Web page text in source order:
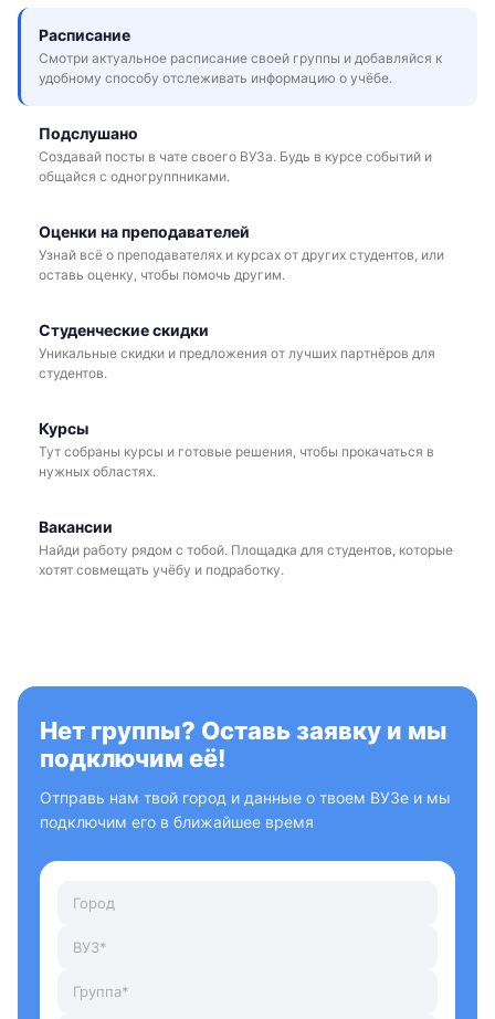
Расписание
Смотри актуальное расписание своей группы и добавляйся к
удобному способу отслеживать информацию о учёбе.
Подслушано
Создавай посты в чате своего ВУЗа. Будь в курсе событий и
общайся с одногруппниками.
Оценки на преподавателей
Узнай всё о преподавателях и курсах от других студентов, или
оставь оценку, чтобы помочь другим.
Студенческие скидки
Уникальные скидки и предложения от лучших партнёров для
студентов.
Курсы
Тут собраны курсы и готовые решения, чтобы прокачаться в
нужных областях.
Вакансии
Найди работу рядом с тобой. Площадка для студентов, которые
хотят совмещать учёбу и подработку.
Нет группы? Оставь заявку и мы
подключим её!
Отправь нам твой город и данные о твоем ВУЗе и мы
подключим его в ближайшее время